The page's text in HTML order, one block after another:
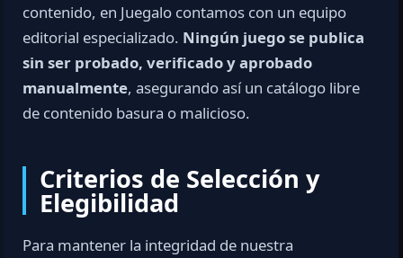
contenido, en Juegalo contamos con un equipo
editorial especializado. Ningún juego se publica
sin ser probado, verificado y aprobado
manualmente, asegurando así un catálogo libre
de contenido basura o malicioso.
Criterios de Selección y
Elegibilidad
Para mantener la integridad de nuestra